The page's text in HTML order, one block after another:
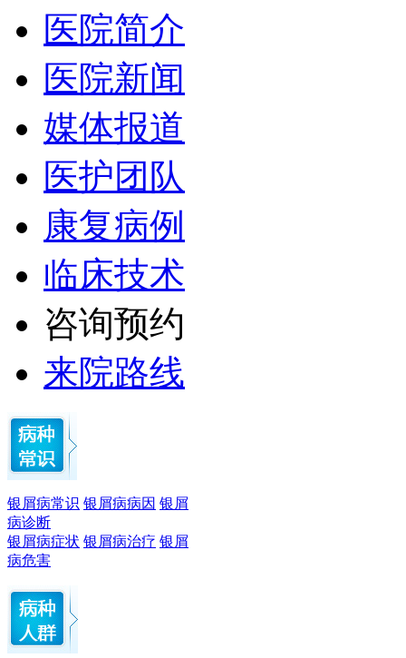
医院简介
医院新闻
媒体报道
医护团队
康复病例
临床技术
咨询预约
来院路线
银屑病常识 银屑病病因 银屑
病诊断
银屑病症状 银屑病治疗 银屑
病危害